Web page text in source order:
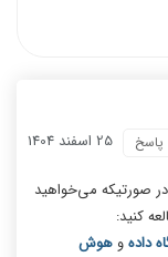
25 اسفند 1404 پاسخ
در صورتیکه می‌خواهید
کنید:
دادهو هوش